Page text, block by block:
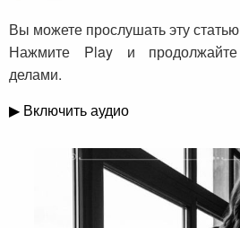
Вы можете прослушать эту
Нажмите Play и
делами.
▶ Включить аудио